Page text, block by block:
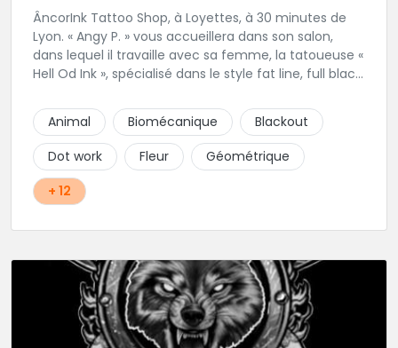
ÂncorInk Tattoo Shop, à Loyettes, à 30 minutes de
Lyon. « Angy P. » vous accueillera dans son salon,
dans lequel il travaille avec sa femme, la tatoueuse «
Hell Od Ink », spécialisé dans le style fat line, full black
notre perceuse, « Piercing by Strega ».
Animal Biomécanique
Blackout
Dot work
Fleur
Géométrique
+ 12